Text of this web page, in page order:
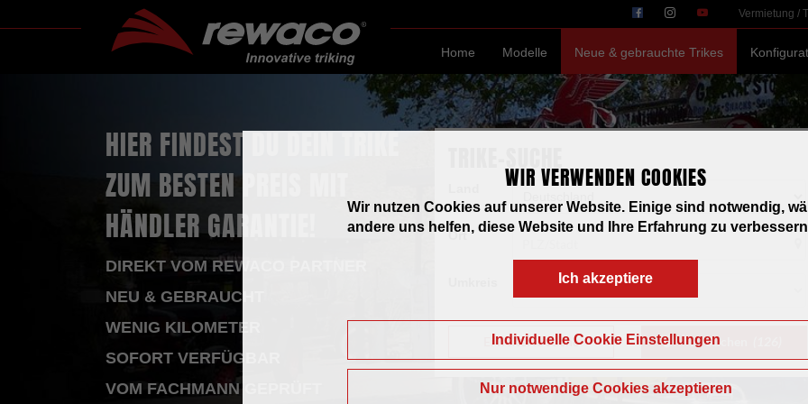
WIR VERWENDEN COOKIES
Wir nutzen Cookies auf unserer Website. Einige sind notwendig,
andere uns helfen, diese Website und Ihre Erfahrung zu
Ich akzeptiere
Individuelle Cookie Einstellungen
Nur notwendige Cookies akzeptieren
Vermietung /
Home Modelle Neue & gebrauchte Trikes
HIER FINDEST DU DEIN TRIKE
ZUM BESTEN PREIS MIT
HÄNDLER GARANTIE!
DIREKT VOM REWACO PARTNER
NEU & GEBRAUCHT
WENIG KILOMETER
SOFORT VERFÜGBAR
VOM FACHMANN GEPRÜFT
Ort
Erweiterte Suche Suchen